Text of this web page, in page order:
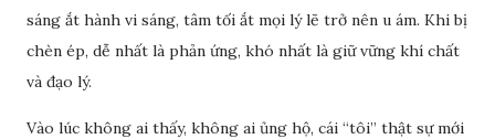
sáng ắt hành vi sáng, tâm tối ắt mọi lý lẽ trở nên u ám. Khi bị
chèn ép, dễ nhất là phản ứng, khó nhất là giữ vững khí chất
và đạo lý.
Vào lúc không ai thấy, không ai ủng hộ, cái “tôi” thật sự mới